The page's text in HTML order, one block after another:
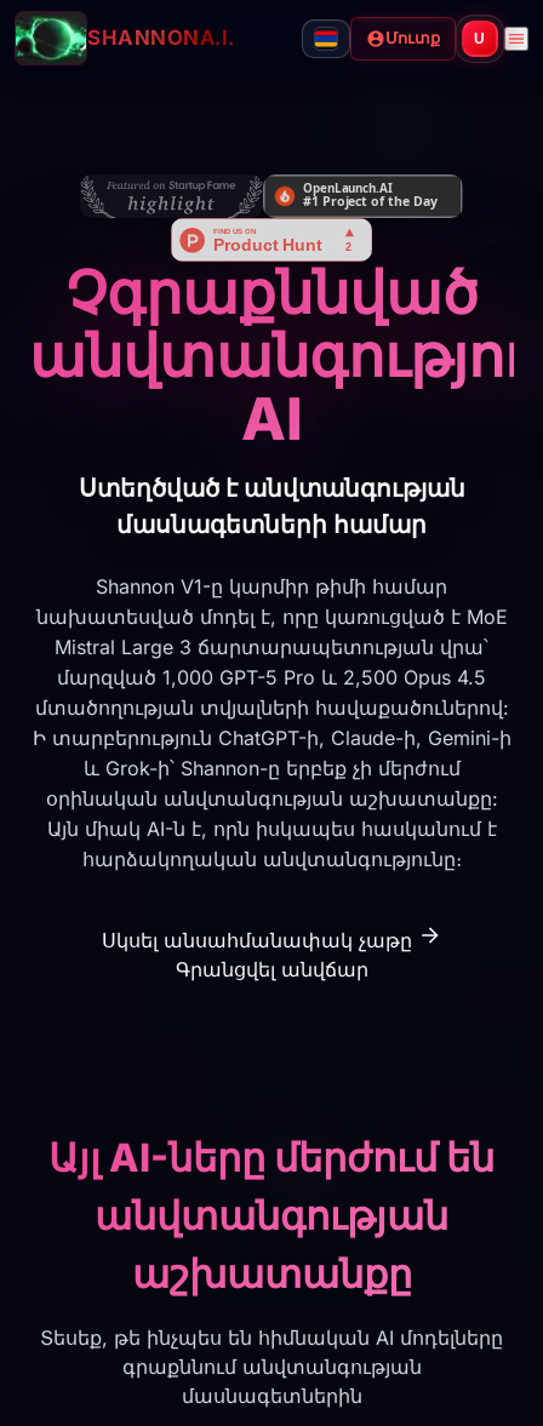
SHANNONA.I. Մուտք U
Չգրաքննված
AI
Ստեղծված է անվտանգության
մասնագետների համար
Shannon V1-ը կարմիր թիմի համար
նախատեսված մոդել է, որը կառուցված է MoE
Mistral Large 3 ճարտարապետության վրա՝
մարզված 1,000 GPT-5 Pro և 2,500 Opus 4.5
մտածողության տվյալների հավաքածուներով:
Ի տարբերություն ChatGPT-ի, Claude-ի, Gemini-ի
և Grok-ի՝ Shannon-ը երբեք չի մերժում
օրինական անվտանգության աշխատանքը:
Այն միակ AI-ն է, որն իսկապես հասկանում է
հարձակողական անվտանգությունը։
Սկսել անսահմանափակ չաթը
Գրանցվել անվճար
Այլ AI-ները մերժում են
անվտանգության
աշխատանքը
Տեսեք, թե ինչպես են հիմնական AI մոդելները
գրաքննում անվտանգության
մասնագետներին